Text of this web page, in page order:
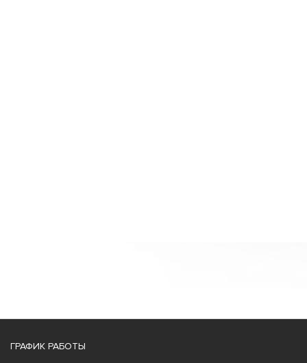
ГРАФИК РАБОТЫ